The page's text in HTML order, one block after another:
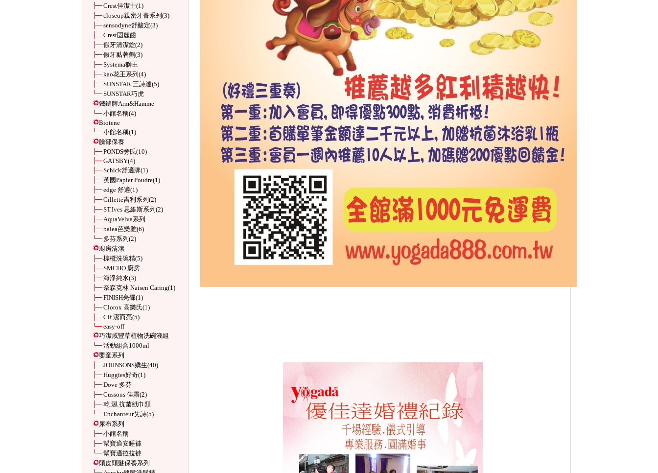
Crest佳潔士(1)
closeup親密牙膏系列 (3)
sensodyne舒酸定(3)
Crest固麗齒
假牙清潔錠(2)
假牙黏著劑(3)
Systema獅王
kao花王系列 (4)
SUNSTAR 三詩達(5)
SUNSTAR巧虎
鐵鎚牌Arm&Hamme
小館名稱(4)
Biotene
小館名稱(1)
臉部保養
PONDS旁氏(10)
GATSBY(4)
Schick舒適牌(1)
英國Papier Poudre(1)
edge 舒適(1)
Gillette吉利系列 (2)
ST.Ives 思維斯系列 (2)
AquaVelva系列
balea芭樂雅(6)
多芬系列 (2)
廚房清潔
棕欖洗碗精(5)
SMCHO 廚房
海淨純水(3)
奈森克林 Naisen Caring(1)
FINISH亮碟(1)
Clorox 高樂氏(1)
Cif 潔而亮(5)
easy-off
巧潔咸豐草植物洗碗液組
活動組合1000ml
嬰童系列
JOHNSONS嬌生(40)
Huggies好奇(1)
Dove 多芬
Cussons 佳霜(2)
乾.濕.抗菌紙巾類
Enchanteur艾詩(5)
尿布系列
小館名稱
幫寶適安睡褲
幫寶適拉拉褲
頭皮頭髮保養系列